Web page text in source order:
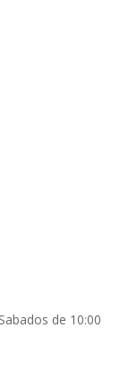
de 10:00